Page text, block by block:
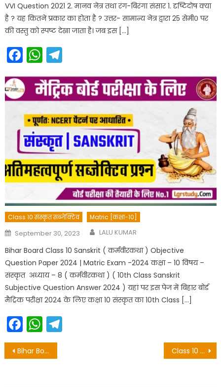
VVI Question 2021 2. मानव नेत्र तथा रंग-बिरंगा संसार 1. दृष्टिदोष क्या
है ? यह कितने प्रकार का होता है ? उत्तर- सामान्य नेत्र द्वारा 25 सेमी० पर
की वस्तु को स्पष्ट देखा जाता है। जब इस […]
Facebook
WhatsApp
Class 10 संस्कृत सब्जेक्टिव Matric [कक्षा-10]
Posted
on
September 30, 2023 Author
LALU KUMAR
Bihar Board Class 10 Sanskrit ( कर्मवीरकथा ) Objective
Question Paper 2024 | Matric Exam -2024 कक्षा – 10 विषय –
संस्कृत अध्याय – 8 ( कर्मवीरकथा ) ( 10th Class Sanskrit
Subjective Question Answer 2024 ) यहां पर इस पेज में बिहार बोर्ड
मैट्रिक परीक्षा 2024 के लिए कक्षा 10 संस्कृत का 10th Class […]
Facebook
WhatsApp
Post
Bihar Board 10th Result 2020 : टॉपर का लिस्ट हुआ जारी Class 10 Sanskrit Objective Question Chapter 5 – भारतमहिमा